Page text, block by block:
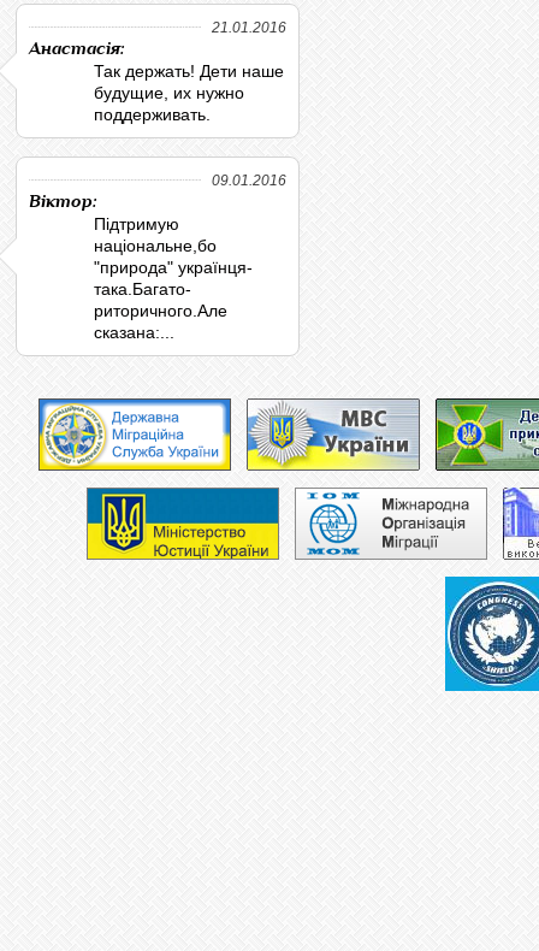
21.01.2016
Анастасія:
Так держать! Дети наше
будущие, их нужно
поддерживать.
09.01.2016
Віктор:
Підтримую
національне,бо
"природа" українця-
така.Багато-
риторичного.Але
сказана:...